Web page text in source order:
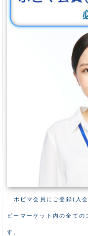
ホビマ会員にご登録(入
ビーマーケット内の全ての
す。